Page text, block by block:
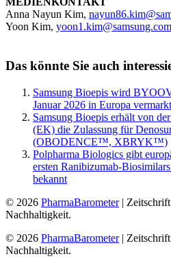
Anna Nayun Kim,
Yoon Kim, yoon1.kim@samsung.com
Das könnte Sie auch
Samsung Bioepis wird
Januar 2026 in Europa
Samsung Bioepis erhält von
(EK) die Zulassung für
(OBODENCE™, XBRYK™)
Polpharma Biologics gibt
ersten Ranibizumab-
bekannt
© 2026 PharmaBarometer|
Nachhaltigkeit.
© 2026 PharmaBarometer|
Nachhaltigkeit.